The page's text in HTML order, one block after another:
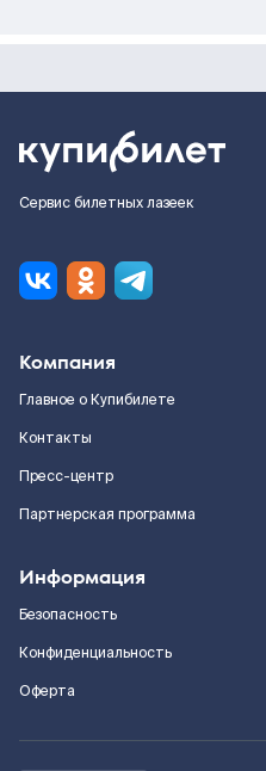
Сервис билетных лазеек
Компания
Главное о Купибилете
Контакты
Пресс-центр
Партнерская программа
Информация
Безопасность
Конфиденциальность
Оферта